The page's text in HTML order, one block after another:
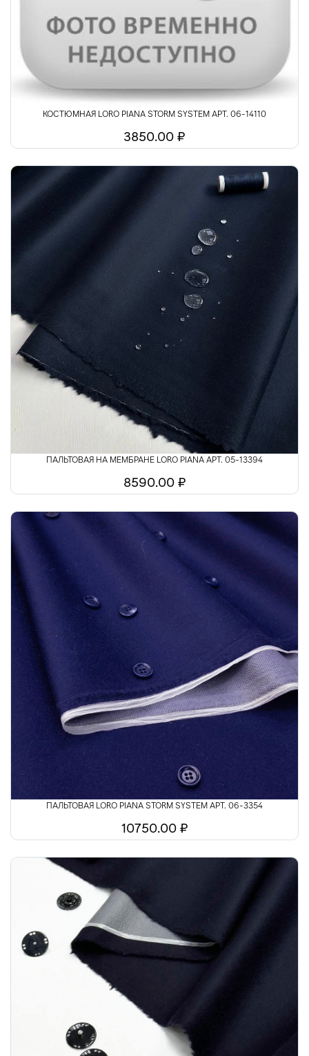
КОСТЮМНАЯ LORO PIANA STORM SYSTEM АРТ. 06-14110
3850.00 ₽
ПАЛЬТОВАЯ НА МЕМБРАНЕ LORO PIANA АРТ. 05-13394
8590.00 ₽
ПАЛЬТОВАЯ LORO PIANA STORM SYSTEM АРТ. 06-3354
10750.00 ₽